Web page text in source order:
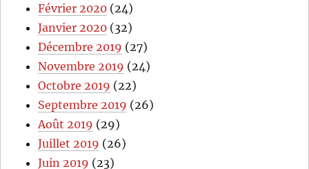
Février 2020 (24)
Janvier 2020 (32)
Décembre 2019 (27)
Novembre 2019 (24)
Octobre 2019 (22)
Septembre 2019 (26)
Août 2019 (29)
Juillet 2019 (26)
Juin 2019 (23)